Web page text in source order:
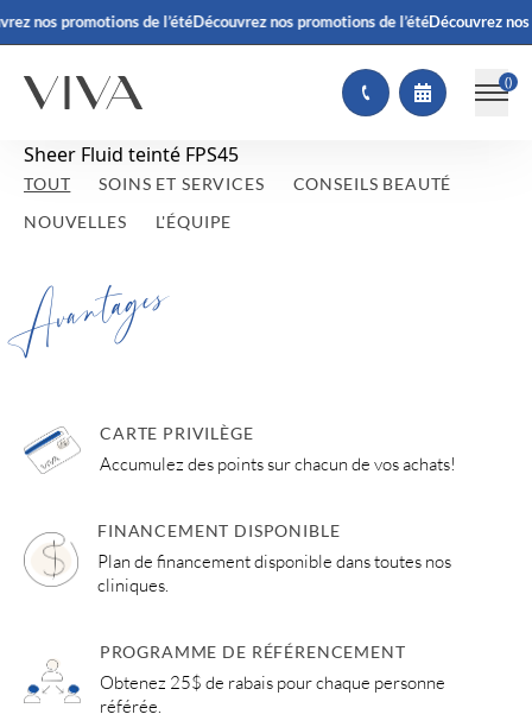
nos promotions de l’étéDécouvrez nos promotions de l’étéDécouvrez
()
Sheer Fluid teinté FPS45
TOUT SOINS ET SERVICES
CONSEILS BEAUTÉ
NOUVELLES
L'ÉQUIPE
CARTE PRIVILÈGE
Accumulez des points sur chacun de vos achats!
FINANCEMENT DISPONIBLE
Plan de financement disponible dans toutes nos
cliniques.
PROGRAMME DE RÉFÉRENCEMENT
Obtenez 25$ de rabais pour chaque personne
référée.